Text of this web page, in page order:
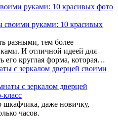
руками: 10 красивых фото
разными, тем более
И отличной идеей для
его круглая форма, которая…
с зеркалом дверцей своими
шкафчика, даже новичку,
часов.